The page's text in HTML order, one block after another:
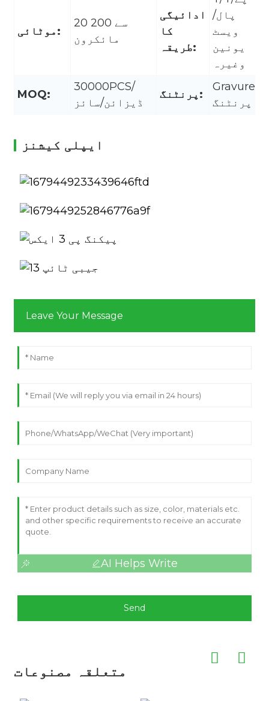
موٹائی:
20 سے 200
مائکرون
ادائیگی
کا
طریقہ:
پال/
ویسٹ
یونین
وغیرہ
MOQ:
30000PCS/
ڈیزائن/سائز
پرنٹنگ:
Gravure
پرنٹنگ
ایپلی کیشنز
Leave Your Message
AI Helps Write
Send
متعلقہ مصنوعات